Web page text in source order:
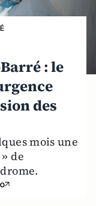
: le
des
mois une
de